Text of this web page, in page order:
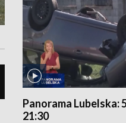
Panorama Lubelska:
21:30